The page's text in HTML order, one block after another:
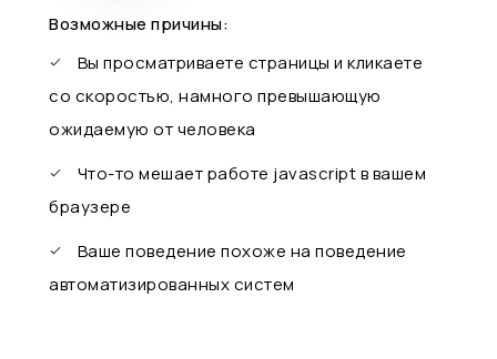
Возможные причины:
Вы просматриваете страницы и кликаете
со скоростью, намного превышающую
ожидаемую от человека
Что-то мешает работе javascript в вашем
браузере
Ваше поведение похоже на поведение
автоматизированных систем